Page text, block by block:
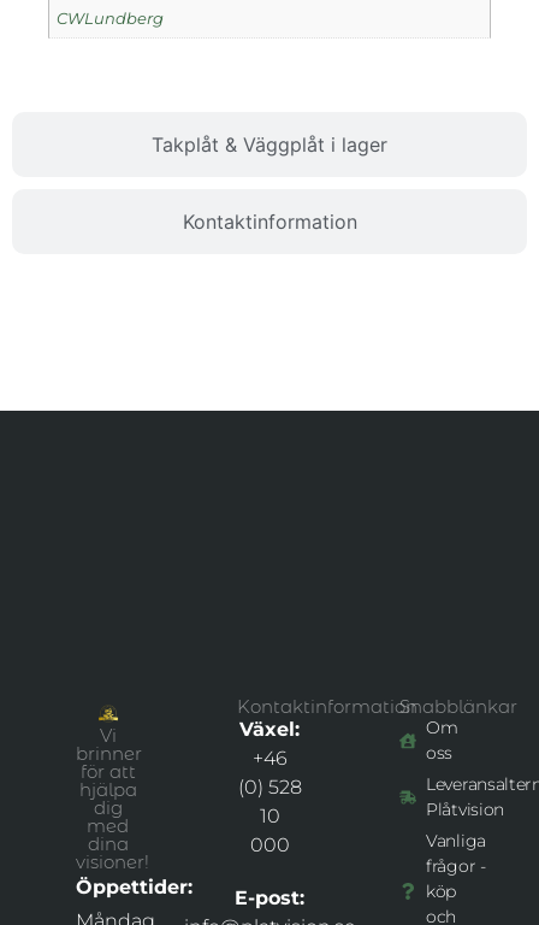
Takplåt & Väggplåt i lager
Kontaktinformation
CWLundberg
Vi
brinner
för att
hjälpa
dig
med
dina
visioner!
Öppettider:
Måndag
Kontaktinformation
Växel:
+46
(0) 528
10
000
E-post:
Snabblänkar
Om
oss
Plåtvision
Vanliga
frågor -
köp
och